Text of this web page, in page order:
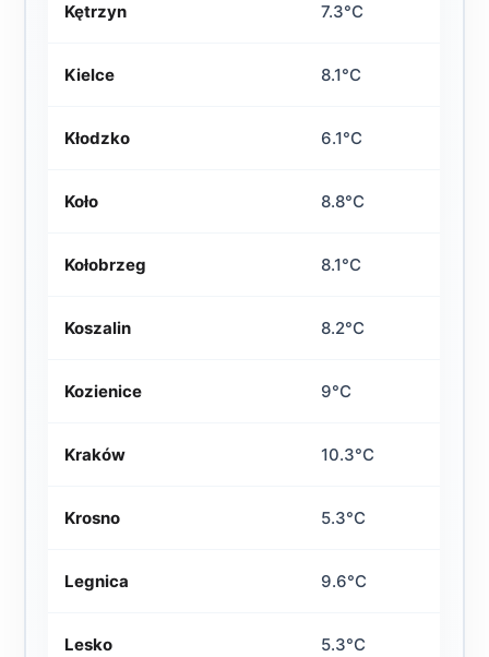
Kętrzyn 7.3°C
Kielce 8.1°C
Kłodzko 6.1°C
Koło 8.8°C
Kołobrzeg 8.1°C
Koszalin 8.2°C
Kozienice 9°C
Kraków 10.3°C
Krosno 5.3°C
Legnica 9.6°C
Lesko 5.3°C